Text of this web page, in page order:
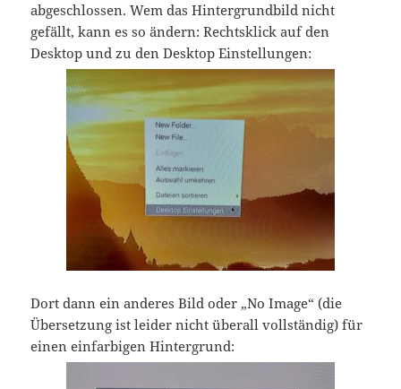
abgeschlossen. Wem das Hintergrundbild nicht
gefällt, kann es so ändern: Rechtsklick auf den
Desktop und zu den Desktop Einstellungen:
Dort dann ein anderes Bild oder „No Image“ (die
Übersetzung ist leider nicht überall vollständig) für
einen einfarbigen Hintergrund: